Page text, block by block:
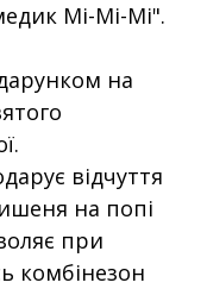
Мі-Мі-Мі".
на
відчуття
на попі
при
комбінезон